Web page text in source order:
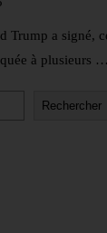
Trump a signé,
à plusieurs …
Rechercher